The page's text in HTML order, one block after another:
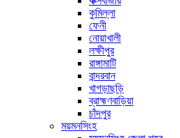
কুমিল্লা
ফেনী
নোয়াখালী
লক্ষীপুর
রাঙ্গামাটি
বান্দরবান
খাগড়াছড়ি
ব্রাহ্মণবাড়িয়া
চাঁদপুর
ময়মনসিংহ